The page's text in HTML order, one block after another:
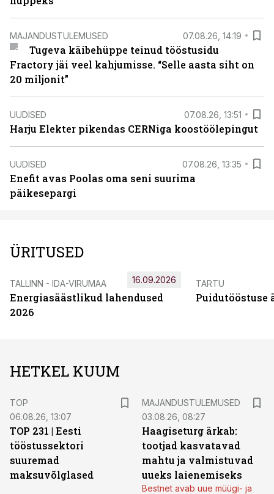
MAJANDUSTULEMUSED 07.08.26, 14:19
Tugeva käibehüppe teinud tööstusidu
Fractory jäi veel kahjumisse. “Selle aasta siht on
20 miljonit”
UUDISED 07.08.26, 13:51
Harju Elekter pikendas CERNiga koostöölepingut
UUDISED 07.08.26, 13:35
Enefit avas Poolas oma seni suurima
päikesepargi
ÜRITUSED
TALLINN - IDA-VIRUMAA
Energiasäästlikud lahendused
2026
16.09.2026 TARTU
Puidutööstuse
HETKEL KUUM
TOP
06.08.26, 13:07
TOP 231 | Eesti
tööstussektori
suuremad
maksuvõlglased
MAJANDUSTULEMUSED
03.08.26, 08:27
Haagiseturg ärkab:
tootjad kasvatavad
mahtu ja valmistuvad
uueks laienemiseks
Bestnet avab uue müügi- ja